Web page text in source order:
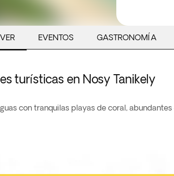
EVENTOS GASTRONOMÍA
turísticas en Nosy Tanikely
con tranquilas playas de coral,